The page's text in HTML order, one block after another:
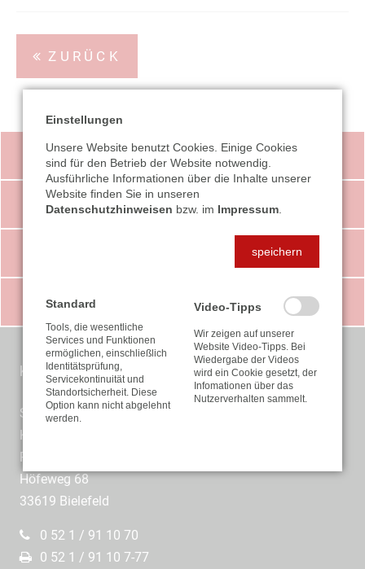
ZURÜCK
VIDEO-TIPPS
STEUER-NEWS
DOWNLOADS
KONTAKT
Steuerberatungsgesellschaft
KLEMCKE KREYENSCHMIDT
Partnerschaftsgesellschaft mbB
Höfeweg 68
33619 Bielefeld
0 52 1 / 91 10 70
0 52 1 / 91 10 7-77
Einstellungen
Unsere Website benutzt Cookies. Einige Cookies
sind für den Betrieb der Website notwendig.
Ausführliche Informationen über die Inhalte unserer
Website finden Sie in unseren
Datenschutzhinweisen bzw. im Impressum.
speichern
Standard
Tools, die wesentliche
Services und Funktionen
ermöglichen, einschließlich
Identitätsprüfung,
Servicekontinuität und
Standortsicherheit. Diese
Option kann nicht abgelehnt
werden.
Video-Tipps
Wir zeigen auf unserer
Website Video-Tipps. Bei
Wiedergabe der Videos
wird ein Cookie gesetzt, der
Infomationen über das
Nutzerverhalten sammelt.